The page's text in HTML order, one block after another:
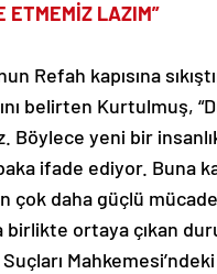
ETMEMİZ LAZIM”
Refah kapısına
belirten Kurtulmuş,
Böylece yeni bir
ifade ediyor. Buna
daha güçlü
birlikte ortaya çıkan